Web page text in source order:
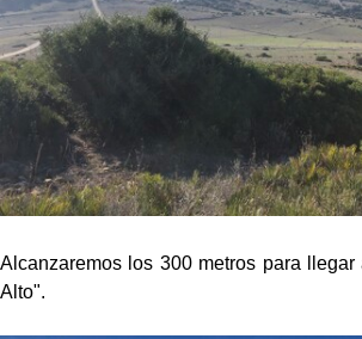
Alcanzaremos los 300 metros para
Alto".